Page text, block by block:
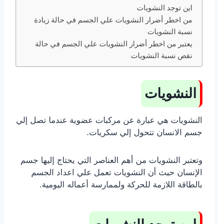
اين توجد النشويات
من اخطر أضرار النشويات علي الجسم في حالة زيادة
نسبة النشويات
يعتبر من اخطر أضرار النشويات علي الجسم في حالة
نقص نسبة النشويات
النشويات
النشويات هي عبارة عن مركبات عضوية عندما تصل إلي
جسم الانسان تتحول إلي سكريات.
وتعتبر النشويات من أهم العناصر التي يحتاج إليها جسم
الإنسان حيث أن النشويات تعمل علي اعداد الجسم
بالطاقة اللازمة للحركة ولممارسة أعماله اليومية.